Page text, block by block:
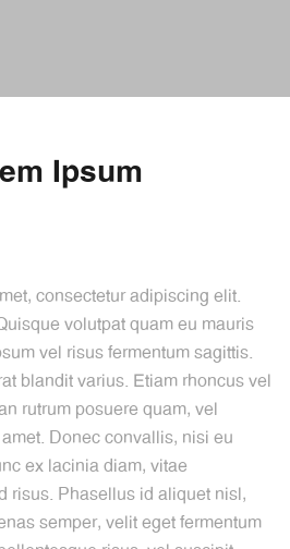
m psum
consectetur adipiscing elit.
volutpat quam eu mauris
vel risus fermentum sagittis.
blandit varius. Etiam rhoncus vel
rutrum posuere quam, vel
Donec convallis, nisi eu
ex lacinia diam, vitae
risus. Phasellus id aliquet nisl,
semper, velit eget fermentum